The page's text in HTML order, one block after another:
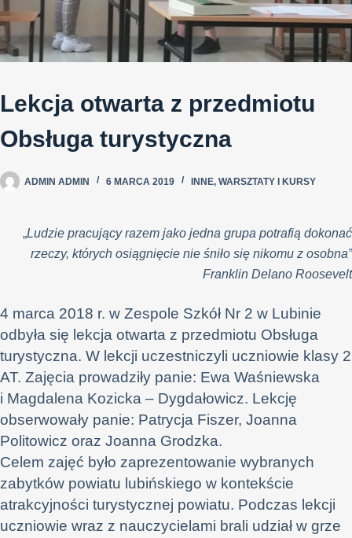
Lekcja otwarta z przedmiotu
Obsługa turystyczna
ADMIN ADMIN 6 MARCA 2019 INNE, WARSZTATY I KURSY
„Ludzie pracujący razem jako jedna grupa potrafią dokonać
rzeczy, których osiągnięcie nie śniło się nikomu z osobna”
Franklin Delano Roosevelt
4 marca 2018 r. w Zespole Szkół Nr 2 w Lubinie
odbyła się lekcja otwarta z przedmiotu Obsługa
turystyczna. W lekcji uczestniczyli uczniowie klasy 2
AT. Zajęcia prowadziły panie: Ewa Waśniewska
i Magdalena Kozicka – Dygdałowicz. Lekcję
obserwowały panie: Patrycja Fiszer, Joanna
Politowicz oraz Joanna Grodzka.
Celem zajęć było zaprezentowanie wybranych
zabytków powiatu lubińskiego w kontekście
atrakcyjności turystycznej powiatu. Podczas lekcji
uczniowie wraz z nauczycielami brali udział w grze